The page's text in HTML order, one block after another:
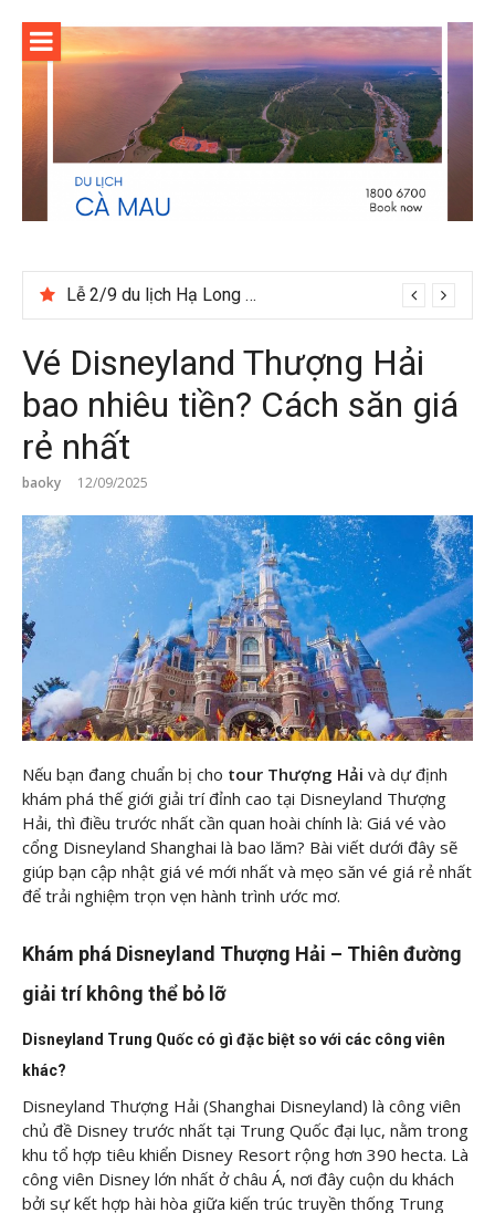
content
Lễ 2/9 du lịch Hạ Long nên đia tour hay tự túc
Vé Disneyland Thượng Hải
bao nhiêu tiền? Cách săn giá
rẻ nhất
baoky 12/09/2025
Nếu bạn đang chuẩn bị cho tour Thượng Hải và dự định
khám phá thế giới giải trí đỉnh cao tại Disneyland Thượng
Hải, thì điều trước nhất cần quan hoài chính là: Giá vé vào
cổng Disneyland Shanghai là bao lăm? Bài viết dưới đây sẽ
giúp bạn cập nhật giá vé mới nhất và mẹo săn vé giá rẻ nhất
để trải nghiệm trọn vẹn hành trình ước mơ.
Khám phá Disneyland Thượng Hải – Thiên đường
giải trí không thể bỏ lỡ
Disneyland Trung Quốc có gì đặc biệt so với các công viên
khác?
Disneyland Thượng Hải (Shanghai Disneyland) là công viên
chủ đề Disney trước nhất tại Trung Quốc đại lục, nằm trong
khu tổ hợp tiêu khiển Disney Resort rộng hơn 390 hecta. Là
công viên Disney lớn nhất ở châu Á, nơi đây cuộn du khách
bởi sự kết hợp hài hòa giữa kiến trúc truyền thống Trung